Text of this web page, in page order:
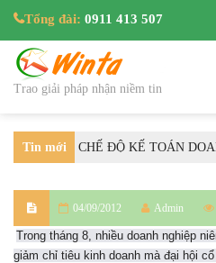
Tổng đài: 0911 413 507
Trao giải pháp nhận niềm tin
Tin mới
DẪN CHẾ ĐỘ KẾ TOÁN
04/09/2012 Admin
Trong tháng 8, nhiều doanh nghiệp
giảm chỉ tiêu kinh doanh mà đại hội